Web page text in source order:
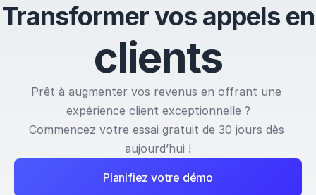
Transformer vos appels en
clients
Prêt à augmenter vos revenus en offrant une
expérience client exceptionnelle ?
Commencez votre essai gratuit de 30 jours dès
aujourd’hui !
Planifiez votre démo